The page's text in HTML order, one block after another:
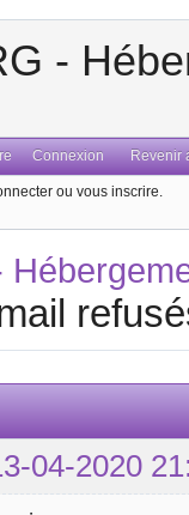
-
Connexion Revenir
ou vous inscrire.
04-2020